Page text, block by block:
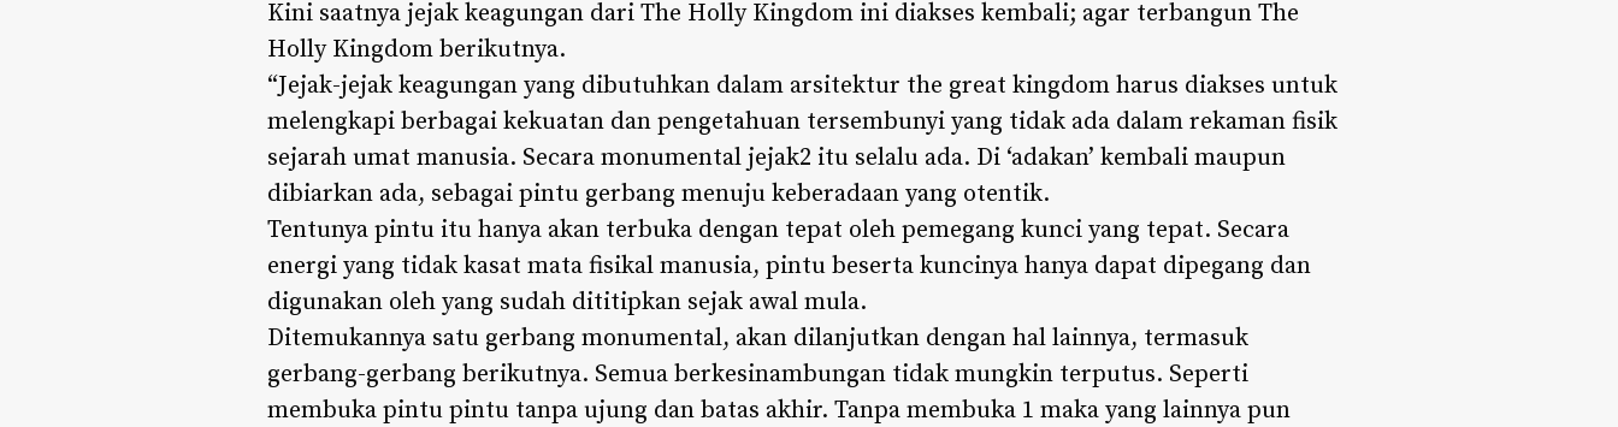
Kini saatnya jejak keagungan dari The Holly Kingdom ini diakses kembali; agar terbangun The
Holly Kingdom berikutnya.
“Jejak-jejak keagungan yang dibutuhkan dalam arsitektur the great kingdom harus diakses untuk
melengkapi berbagai kekuatan dan pengetahuan tersembunyi yang tidak ada dalam rekaman fisik
sejarah umat manusia. Secara monumental jejak2 itu selalu ada. Di ‘adakan’ kembali maupun
dibiarkan ada, sebagai pintu gerbang menuju keberadaan yang otentik.
Tentunya pintu itu hanya akan terbuka dengan tepat oleh pemegang kunci yang tepat. Secara
energi yang tidak kasat mata fisikal manusia, pintu beserta kuncinya hanya dapat dipegang dan
digunakan oleh yang sudah dititipkan sejak awal mula.
Ditemukannya satu gerbang monumental, akan dilanjutkan dengan hal lainnya, termasuk
gerbang-gerbang berikutnya. Semua berkesinambungan tidak mungkin terputus. Seperti
membuka pintu pintu tanpa ujung dan batas akhir. Tanpa membuka 1 maka yang lainnya pun